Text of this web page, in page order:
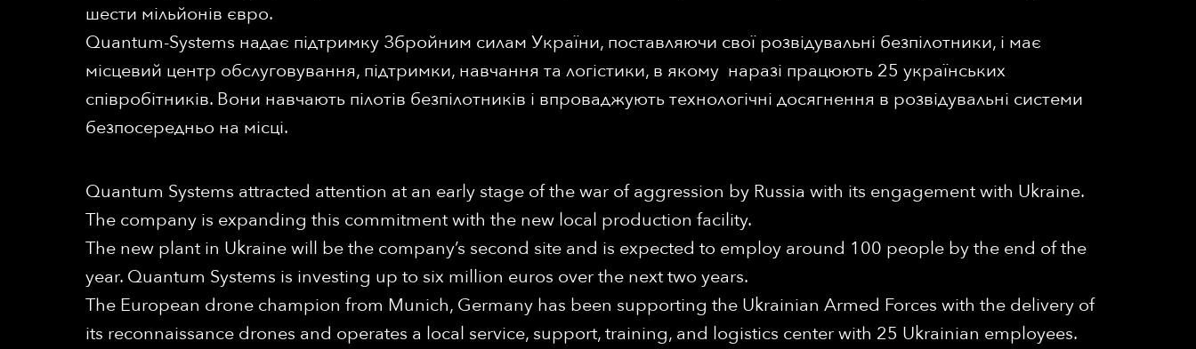
шести мільйонів євро.
Quantum-Systems надає підтримку Збройним силам України, поставляючи свої розвідувальні безпілотники, і має
місцевий центр обслуговування, підтримки, навчання та логістики, в якому наразі працюють 25 українських
співробітників. Вони навчають пілотів безпілотників і впроваджують технологічні досягнення в розвідувальні системи
безпосередньо на місці.
Quantum Systems attracted attention at an early stage of the war of aggression by Russia with its engagement with Ukraine.
The company is expanding this commitment with the new local production facility.
The new plant in Ukraine will be the company’s second site and is expected to employ around 100 people by the end of the
year. Quantum Systems is investing up to six million euros over the next two years.
The European drone champion from Munich, Germany has been supporting the Ukrainian Armed Forces with the delivery of
its reconnaissance drones and operates a local service, support, training, and logistics center with 25 Ukrainian employees.